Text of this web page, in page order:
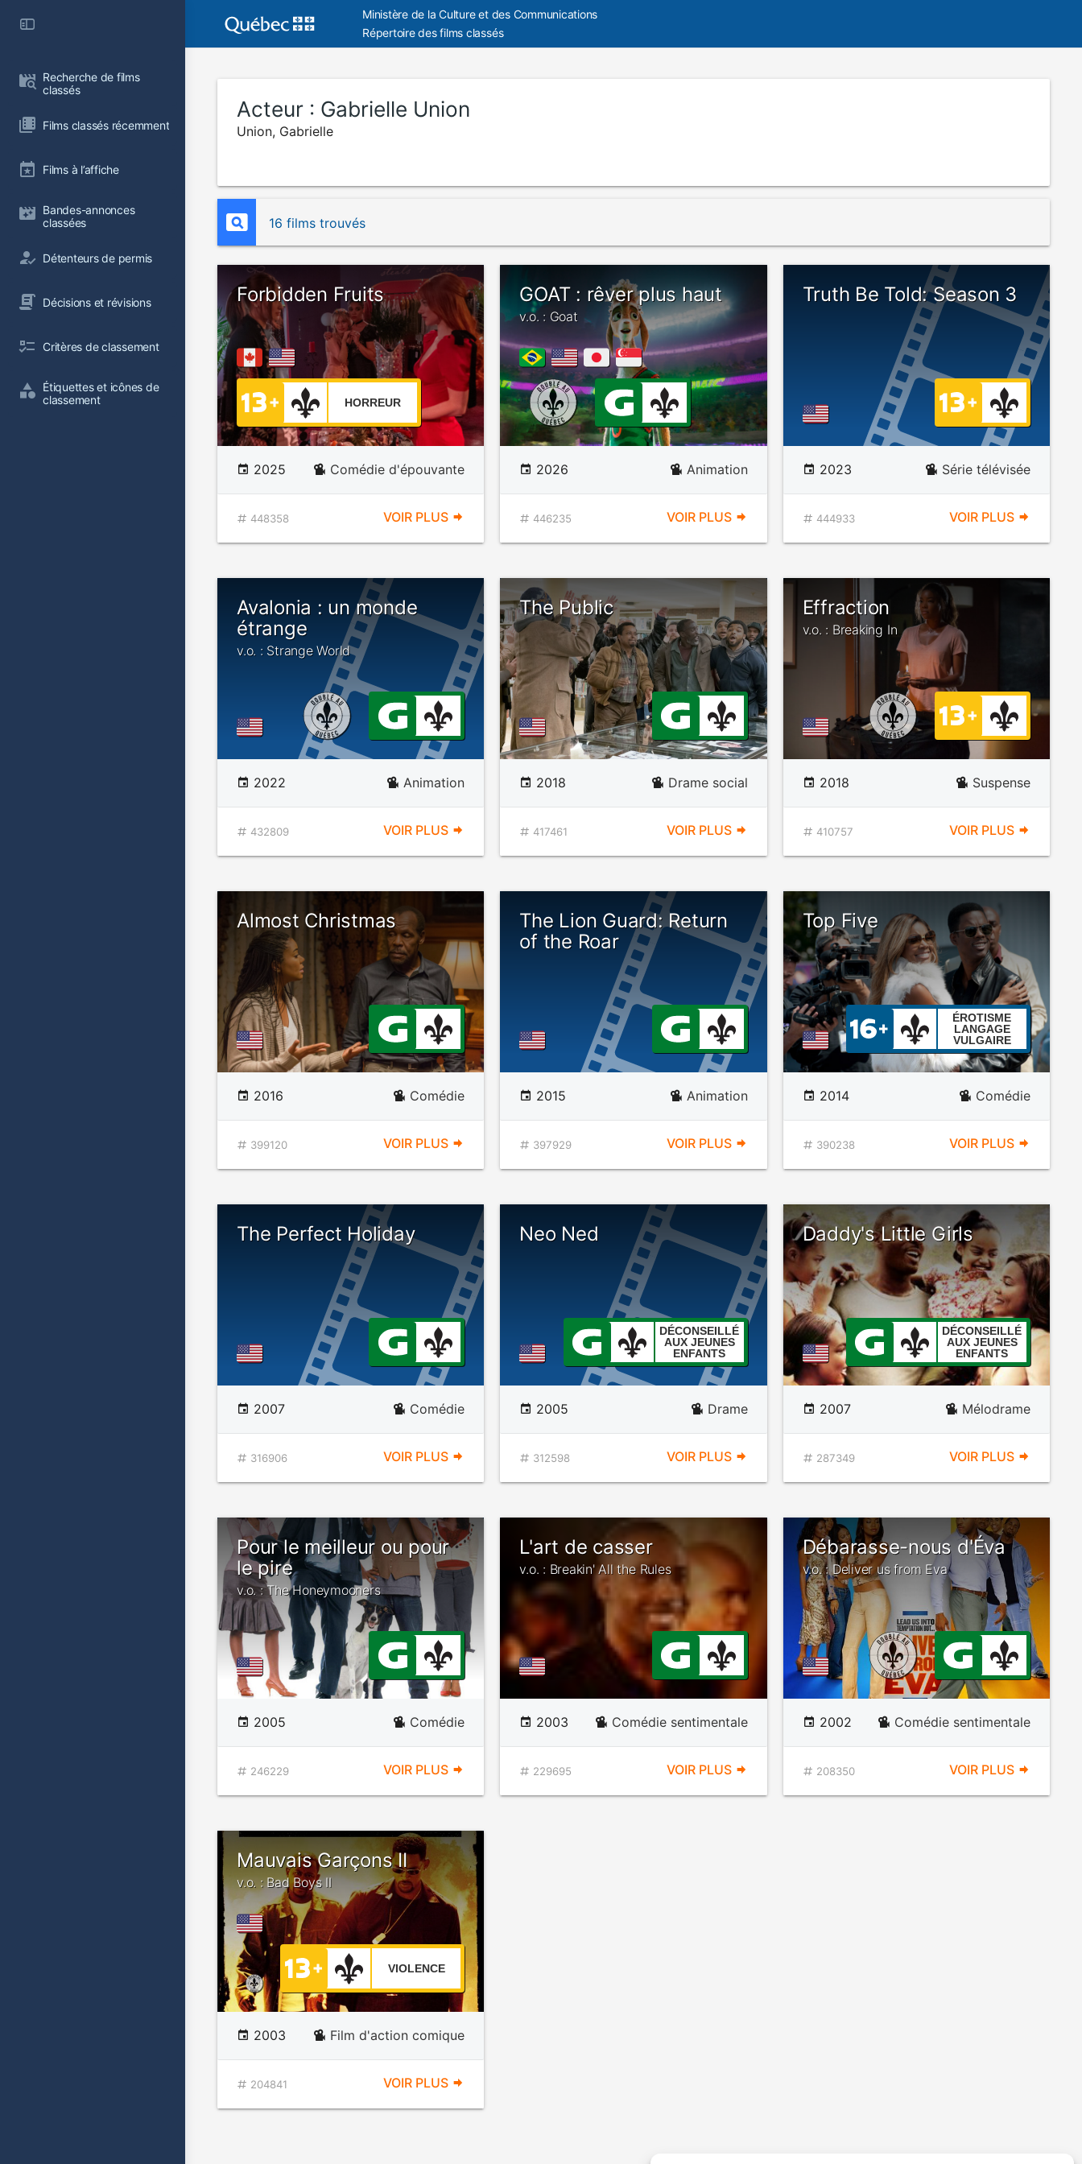
Recherche de films
classés
Films classés récemment
Films à l’affiche
Bandes-annonces
classées
Détenteurs de permis
Décisions et révisions
Critères de classement
Étiquettes et icônes de
classement
Ministère de la Culture et des Communications
Répertoire des films classés
Acteur : Gabrielle Union
Union, Gabrielle
16 films trouvés
Forbidden Fruits
HORREUR
2025 Comédie d'épouvante
448358 VOIR PLUS
GOAT : rêver plus haut
v.o. : Goat
2026 Animation
446235 VOIR PLUS
Truth Be Told: Season 3
2023 Série télévisée
444933 VOIR PLUS
Avalonia : un monde
étrange
v.o. : Strange World
2022 Animation
432809 VOIR PLUS
The Public
2018 Drame social
417461 VOIR PLUS
Effraction
v.o. : Breaking In
2018 Suspense
410757 VOIR PLUS
Almost Christmas
2016 Comédie
399120 VOIR PLUS
The Lion Guard: Return
of the Roar
2015 Animation
397929 VOIR PLUS
Top Five
ÉROTISME
LANGAGE
VULGAIRE
2014 Comédie
390238 VOIR PLUS
The Perfect Holiday
2007 Comédie
316906 VOIR PLUS
Neo Ned
DÉCONSEILLÉ
AUX JEUNES
ENFANTS
2005 Drame
312598 VOIR PLUS
Daddy's Little Girls
DÉCONSEILLÉ
AUX JEUNES
ENFANTS
2007 Mélodrame
287349 VOIR PLUS
Pour le meilleur ou pour
le pire
v.o. : The Honeymooners
2005 Comédie
246229 VOIR PLUS
L'art de casser
v.o. : Breakin' All the Rules
2003 Comédie sentimentale
229695 VOIR PLUS
Débarasse-nous d'Éva
v.o. : Deliver us from Eva
2002 Comédie sentimentale
208350 VOIR PLUS
Mauvais Garçons II
v.o. : Bad Boys II
VIOLENCE
2003 Film d'action comique
204841 VOIR PLUS